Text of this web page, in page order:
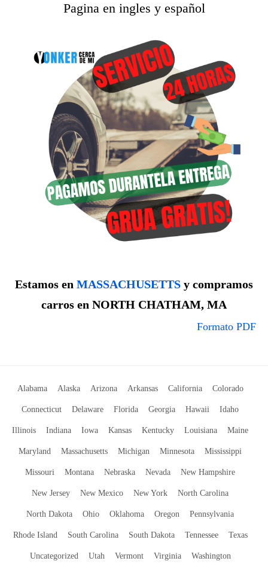
Pagina en ingles y español
Estamos en MASSACHUSETTS y compramos
carros en NORTH CHATHAM, MA
Formato PDF
Alabama Alaska Arizona Arkansas California Colorado
Connecticut Delaware Florida Georgia Hawaii Idaho
Illinois Indiana Iowa Kansas Kentucky Louisiana Maine
Maryland Massachusetts Michigan Minnesota Mississippi
Missouri Montana Nebraska Nevada New Hampshire
New Jersey New Mexico New York North Carolina
North Dakota Ohio Oklahoma Oregon Pennsylvania
Rhode Island South Carolina South Dakota Tennessee Texas
Uncategorized Utah Vermont Virginia Washington